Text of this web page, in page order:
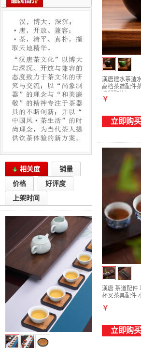
相关度
销量
价格
好评度
上架时间
漢唐建水茶渣
高档茶道配件
￥
立即购买
漢唐 茶道配件
杯叉茶具配件
￥
立即购买